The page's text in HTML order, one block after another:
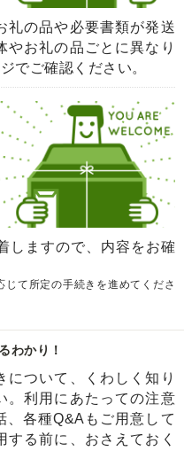
礼の品や必要書類が発送
やお礼の品ごとに異なり
でご確認ください。
しますので、内容をお確
て所定の手続きを進めてくださ
わかり！
について、くわしく知り
。利用にあたっての注意
、各種Q&Aもご用意して
る前に、おさえておく